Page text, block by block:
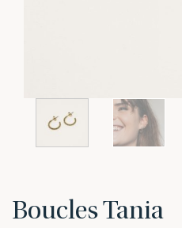
Boucles Tania